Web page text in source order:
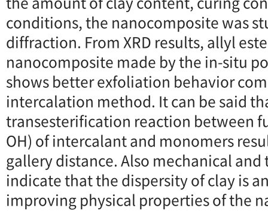
conditions, the nanocomposite was
diffraction. From XRD results, allyl
nanocomposite made by the in-situ
shows better exfoliation behavior
intercalation method. It can be said
transesterification reaction between
OH) of intercalant and monomers
gallery distance. Also mechanical
indicate that the dispersity of clay is
improving physical properties of the